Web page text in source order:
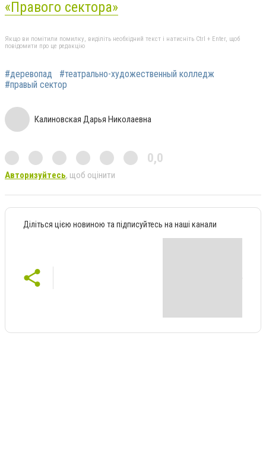
«Правого сектора»
Якщо ви помітили помилку, виділіть необхідний текст і натисніть Ctrl + Enter, щоб
повідомити про це редакцію
#деревопад
#театрально-художественный колледж
#правый сектор
Калиновская Дарья Николаевна
0,0
Авторизуйтесь, щоб оцінити
Діліться цією новиною та підписуйтесь на наші канали